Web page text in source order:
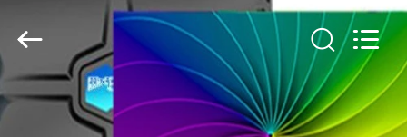
ΣΠΊΤΙ
Services
Co.,LTD.
All
Reserved.
Developed
by